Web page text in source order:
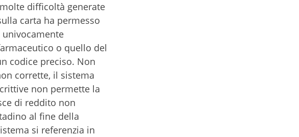
difficoltà generate
carta ha permesso
o quello del
codice preciso. Non
corrette, il sistema
non permette la
di reddito non
al fine della
si referenzia in